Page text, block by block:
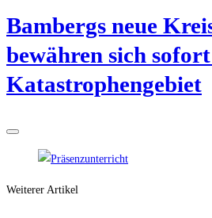
Bam­bergs neue
bewäh­ren sich
Katastrophengebiet
Weiterer Artikel